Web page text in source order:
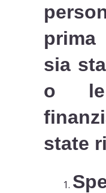
prima
sia
o le
state